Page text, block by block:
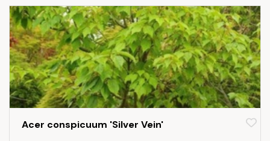
Acer conspicuum 'Silver Vein'